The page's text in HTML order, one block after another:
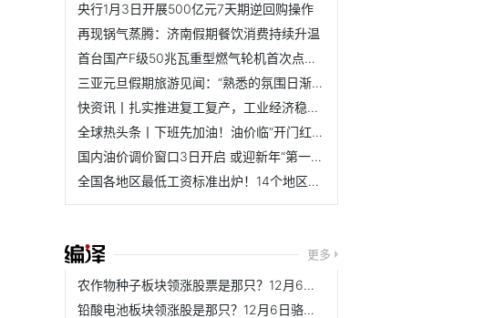
央行1月3日开展500亿元7天期逆回购操作
再现锅气蒸腾：济南假期餐饮消费持续升温
首台国产F级50兆瓦重型燃气轮机首次点火成功
三亚元旦假期旅游见闻：“熟悉的氛围日渐回归”
快资讯丨扎实推进复工复产，工业经济稳定恢复
全球热头条丨下班先加油！油价临“开门红”，机构预计加满一...
国内油价调价窗口3日开启 或迎新年“第一涨”
全国各地区最低工资标准出炉！14个地区≥2000元
更多
农作物种子板块领涨股票是那只？12月6日丰乐种业市盈率为30.27
铅酸电池板块领涨股是那只？12月6日骆驼股份股价是多少？